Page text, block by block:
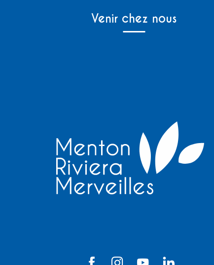
Venir chez nous